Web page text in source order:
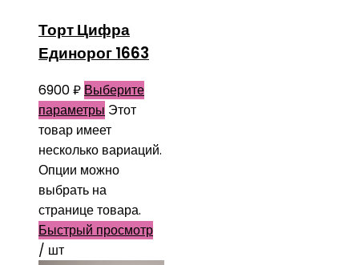
Торт Цифра
Единорог 1663
6900₽ Выберите
параметры Этот
товар имеет
несколько вариаций.
Опции можно
выбрать на
странице товара.
Быстрый просмотр
/ шт